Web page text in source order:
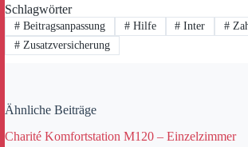
Schlagwörter
#Beitragsanpassung #Hilfe # Inter #
#Zusatzversicherung
Ähnliche Beiträge
Charité Komfortstation M120 – Einzelzimmer